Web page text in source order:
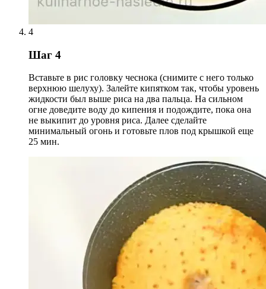
4
Шаг 4
Вставьте в рис головку чеснока (снимите с него только
верхнюю шелуху). Залейте кипятком так, чтобы уровень
жидкости был выше риса на два пальца. На сильном
огне доведите воду до кипения и подождите, пока она
не выкипит до уровня риса. Далее сделайте
минимальный огонь и готовьте плов под крышкой еще
25 мин.